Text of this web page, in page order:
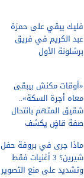
فليك يبقي على حمزة
عبد الكريم في فريق
برشلونة الأول
«أوقات مكنش بيبقى
معاه أجرة السكة»..
شقيق المتهم بانتحال
صفة قاضٍ يكشف
الواقعة
ماذا جرى في بروفة حفل
شيرين؟ 3 أغنيات فقط
وتشديد على منع التصوير